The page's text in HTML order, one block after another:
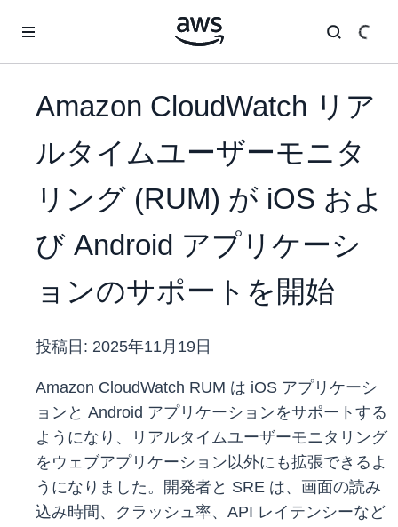
Amazon CloudWatch リア
ルタイムユーザーモニタ
リング (RUM) が iOS およ
び Android アプリケーシ
ョンのサポートを開始
投稿日: 2025年11月19日
Amazon CloudWatch RUM は iOS アプリケーシ
ョンと Android アプリケーションをサポートする
ようになり、リアルタイムユーザーモニタリング
をウェブアプリケーション以外にも拡張できるよ
うになりました。開発者と SRE は、画面の読み
込み時間、クラッシュ率、API レイテンシーなど